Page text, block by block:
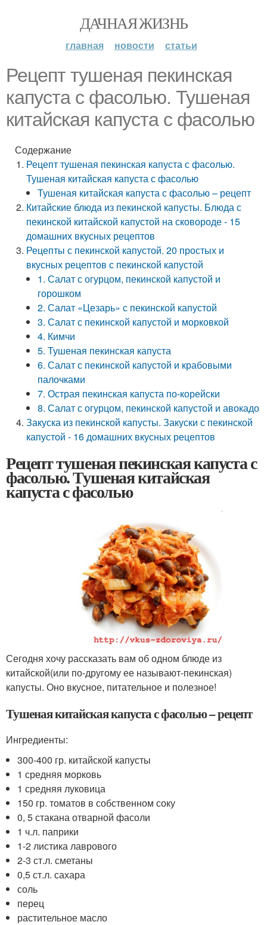
ДАЧНАЯ ЖИЗНЬ
главная новости статьи
Рецепт тушеная пекинская
капуста с фасолью. Тушеная
китайская капуста с фасолью
Содержание
Рецепт тушеная пекинская капуста с фасолью.
Тушеная китайская капуста с фасолью
Тушеная китайская капуста с фасолью – рецепт
Китайские блюда из пекинской капусты. Блюда с
пекинской китайской капустой на сковороде - 15
домашних вкусных рецептов
Рецепты с пекинской капустой. 20 простых и
вкусных рецептов с пекинской капустой
1. Салат с огурцом, пекинской капустой и
горошком
2. Салат «Цезарь» с пекинской капустой
3. Салат с пекинской капустой и морковкой
4. Кимчи
5. Тушеная пекинская капуста
6. Салат с пекинской капустой и крабовыми
палочками
7. Острая пекинская капуста по-корейски
8. Салат с огурцом, пекинской капустой и авокадо
Закуска из пекинской капусты. Закуски с пекинской
капустой - 16 домашних вкусных рецептов
Рецепт тушеная пекинская капуста с
фасолью. Тушеная китайская
капуста с фасолью
Сегодня хочу рассказать вам об одном блюде из
китайской(или по-другому ее называют-пекинская)
капусты. Оно вкусное, питательное и полезное!
Тушеная китайская капуста с фасолью – рецепт
Ингредиенты:
300-400 гр. китайской капусты
1 средняя морковь
1 средняя луковица
150 гр. томатов в собственном соку
0, 5 стакана отварной фасоли
1 ч.л. паприки
1-2 листика лаврового
2-3 ст.л. сметаны
0,5 ст.л. сахара
соль
перец
растительное масло